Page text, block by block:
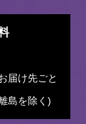
届け先ごと
島を除く)